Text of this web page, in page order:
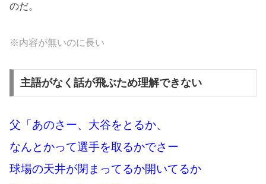
のだ。
※内容が無いのに長い
主語がなく話が飛ぶため理解できない
父「あのさー、大谷をとるか、
なんとかって選手を取るかでさー
球場の天井が閉まってるか開いてるか